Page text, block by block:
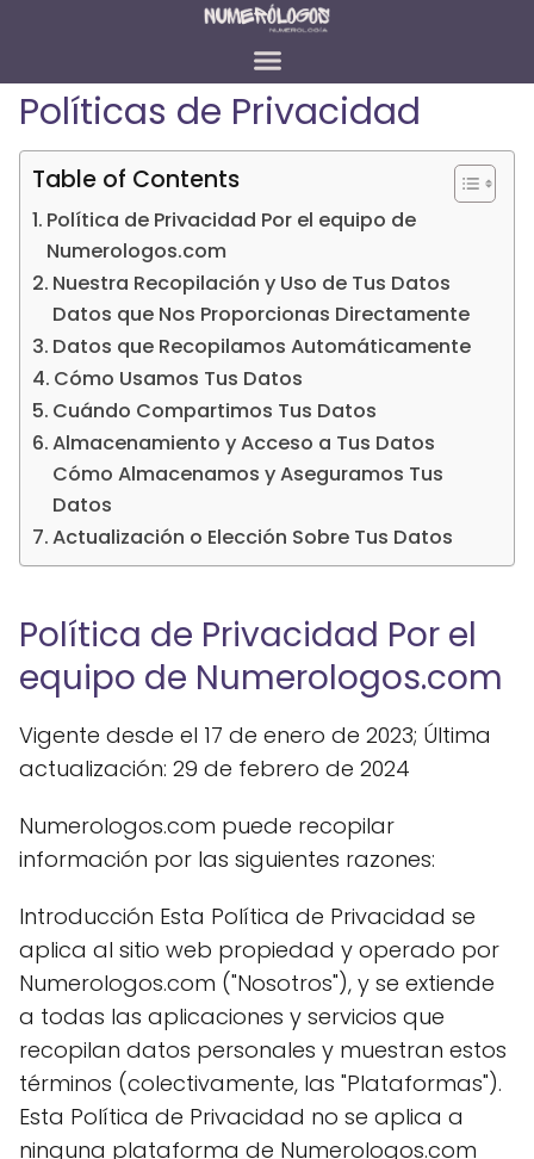
Políticas de Privacidad
Table of Contents
Política de Privacidad Por el equipo de
Numerologos.com
Nuestra Recopilación y Uso de Tus Datos
Datos que Nos Proporcionas Directamente
Datos que Recopilamos Automáticamente
Cómo Usamos Tus Datos
Cuándo Compartimos Tus Datos
Almacenamiento y Acceso a Tus Datos
Cómo Almacenamos y Aseguramos Tus
Datos
Actualización o Elección Sobre Tus Datos
Política de Privacidad Por el
equipo de Numerologos.com
Vigente desde el 17 de enero de 2023; Última
actualización: 29 de febrero de 2024
Numerologos.com puede recopilar
información por las siguientes razones:
Introducción Esta Política de Privacidad se
aplica al sitio web propiedad y operado por
Numerologos.com ("Nosotros"), y se extiende
a todas las aplicaciones y servicios que
recopilan datos personales y muestran estos
términos (colectivamente, las "Plataformas").
Esta Política de Privacidad no se aplica a
ninguna plataforma de Numerologos.com